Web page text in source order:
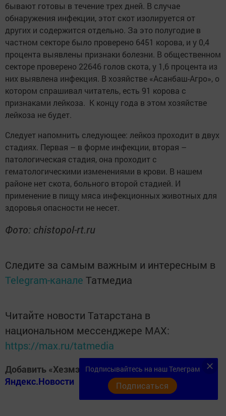
бывают готовы в течение трех дней. В случае
обнаружения инфекции, этот скот изолируется от
других и содержится отдельно. За это полугодие в
частном секторе было проверено 6451 корова, и у 0,4
процента выявлены признаки болезни. В общественном
секторе проверено 22646 голов скота, у 1,6 процента из
них выявлена инфекция. В хозяйстве «Асанбаш-Агро», о
котором спрашивал читатель, есть 91 корова с
признаками лейкоза. К концу года в этом хозяйстве
лейкоза не будет.
Следует напомнить следующее: лейкоз проходит в двух
стадиях. Первая – в форме инфекции, вторая –
патологическая стадия, она проходит с
гематологическими изменениями в крови. В нашем
районе нет скота, больного второй стадией. И
применение в пищу мяса инфекционных животных для
здоровья опасности не несет.
Фото: chistopol-rt.ru
Следите за самым важным и интересным в
Telegram-канале Татмедиа
Читайте новости Татарстана в
национальном мессенджере MАХ:
https://max.ru/tatmedia
Добавить «Хезмэт даны» («Трудовая слава») в
Яндекс.Новости
Подписывайтесь на наш Телеграм
Подписаться